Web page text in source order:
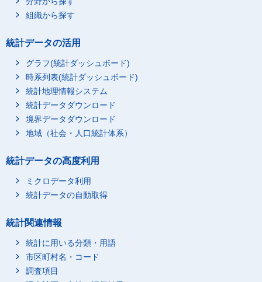
組織から探す
統計データの活用
グラフ(統計ダッシュボード)
時系列表(統計ダッシュボード)
統計地理情報システム
統計データダウンロード
境界データダウンロード
地域（社会・人口統計体系）
統計データの高度利用
ミクロデータ利用
統計データの自動取得
統計関連情報
統計に用いる分類・用語
市区町村名・コード
調査項目